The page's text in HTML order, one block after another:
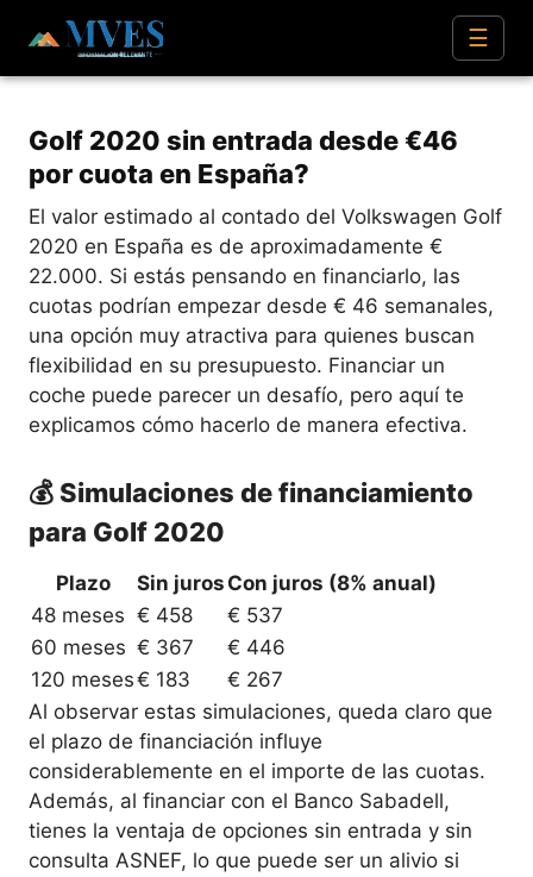
☰
Golf 2020 sin entrada desde €46
por cuota en España?
El valor estimado al contado del Volkswagen Golf
2020 en España es de aproximadamente €
22.000. Si estás pensando en financiarlo, las
cuotas podrían empezar desde € 46 semanales,
una opción muy atractiva para quienes buscan
flexibilidad en su presupuesto. Financiar un
coche puede parecer un desafío, pero aquí te
explicamos cómo hacerlo de manera efectiva.
💰 Simulaciones de financiamiento
para Golf 2020
Plazo Sin juros Con juros (8% anual)
48 meses € 458
€ 537
60 meses € 367
€ 446
120 meses€ 183
€ 267
Al observar estas simulaciones, queda claro que
el plazo de financiación influye
considerablemente en el importe de las cuotas.
Además, al financiar con el Banco Sabadell,
tienes la ventaja de opciones sin entrada y sin
consulta ASNEF, lo que puede ser un alivio si